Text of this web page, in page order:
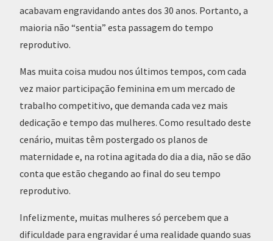
acabavam engravidando antes dos 30 anos. Portanto, a
maioria não “sentia” esta passagem do tempo
reprodutivo.
Mas muita coisa mudou nos últimos tempos, com cada
vez maior participação feminina em um mercado de
trabalho competitivo, que demanda cada vez mais
dedicação e tempo das mulheres. Como resultado deste
cenário, muitas têm postergado os planos de
maternidade e, na rotina agitada do dia a dia, não se dão
conta que estão chegando ao final do seu tempo
reprodutivo.
Infelizmente, muitas mulheres só percebem que a
dificuldade para engravidar é uma realidade quando suas